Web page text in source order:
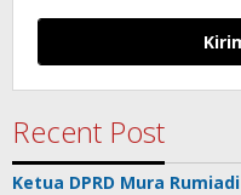
Recent Post
Ketua DPRD Mura Rumiadi